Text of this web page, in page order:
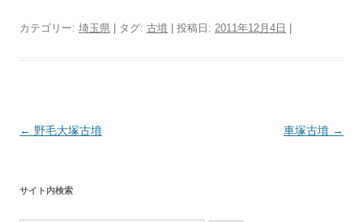
カテゴリー: 埼玉県 | タグ: 古墳 | 投稿日: 2011年12月4日
投
ビ
← 野毛大塚古墳 車塚古墳 →
サイト内検索